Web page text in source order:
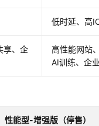
低时延、高
享、企
高性能网站
AI训练、企
性能型-增强版（停售）